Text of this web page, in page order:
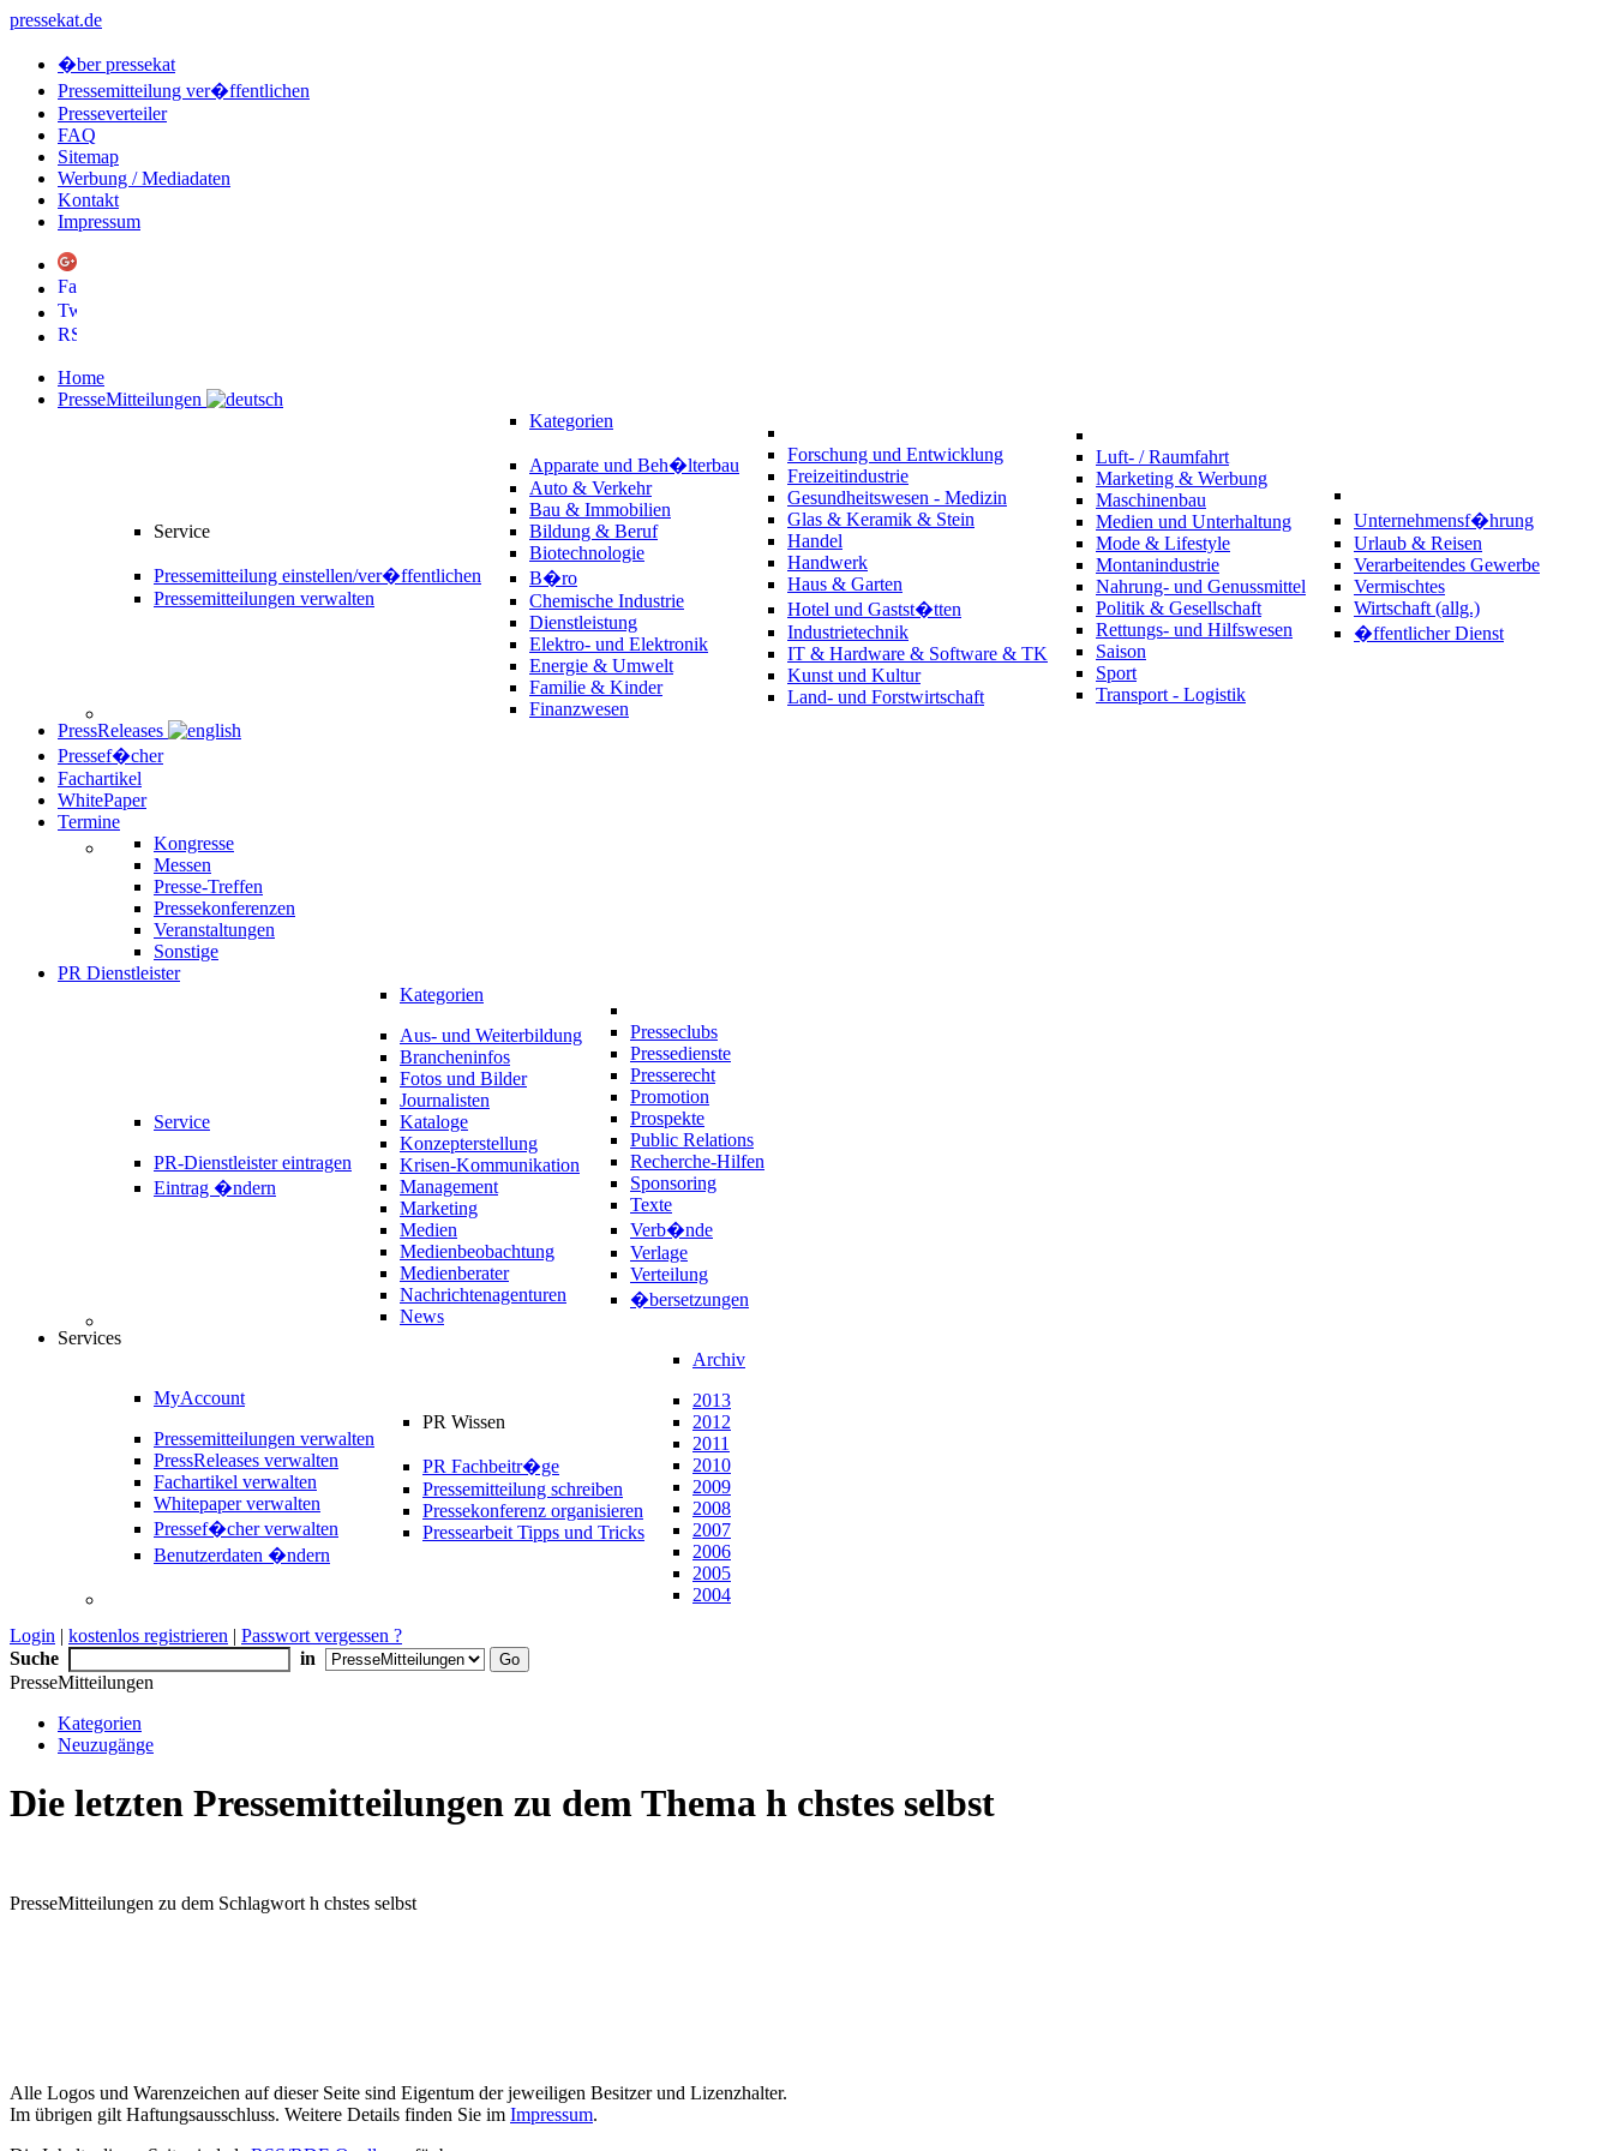
pressekat.de
�ber pressekat
Pressemitteilung ver�ffentlichen
Presseverteiler
FAQ
Sitemap
Werbung / Mediadaten
Kontakt
Impressum
Home
PresseMitteilungen
Service
Pressemitteilung einstellen/ver�ffentlichen
Pressemitteilungen verwalten
Kategorien
Apparate und Beh�lterbau
Auto & Verkehr
Bau & Immobilien
Bildung & Beruf
Biotechnologie
B�ro
Chemische Industrie
Dienstleistung
Elektro- und Elektronik
Energie & Umwelt
Familie & Kinder
Finanzwesen
Forschung und Entwicklung
Freizeitindustrie
Gesundheitswesen - Medizin
Glas & Keramik & Stein
Handel
Handwerk
Haus & Garten
Hotel und Gastst�tten
Industrietechnik
IT & Hardware & Software & TK
Kunst und Kultur
Land- und Forstwirtschaft
Luft- / Raumfahrt
Marketing & Werbung
Maschinenbau
Medien und Unterhaltung
Mode & Lifestyle
Montanindustrie
Nahrung- und Genussmittel
Politik & Gesellschaft
Rettungs- und Hilfswesen
Saison
Sport
Transport - Logistik
Unternehmensf�hrung
Urlaub & Reisen
Verarbeitendes Gewerbe
Vermischtes
Wirtschaft (allg.)
�ffentlicher Dienst
PressReleases
Pressef�cher
Fachartikel
WhitePaper
Termine
Kongresse
Messen
Presse-Treffen
Pressekonferenzen
Veranstaltungen
Sonstige
PR Dienstleister
Service
PR-Dienstleister eintragen
Eintrag �ndern
Kategorien
Aus- und Weiterbildung
Brancheninfos
Fotos und Bilder
Journalisten
Kataloge
Konzepterstellung
Krisen-Kommunikation
Management
Marketing
Medien
Medienbeobachtung
Medienberater
Nachrichtenagenturen
News
Presseclubs
Pressedienste
Presserecht
Promotion
Prospekte
Public Relations
Recherche-Hilfen
Sponsoring
Texte
Verb�nde
Verlage
Verteilung
�bersetzungen
Services
MyAccount
Pressemitteilungen verwalten
PressReleases verwalten
Fachartikel verwalten
Whitepaper verwalten
Pressef�cher verwalten
Benutzerdaten �ndern
PR Wissen
PR Fachbeitr�ge
Pressemitteilung schreiben
Pressekonferenz organisieren
Pressearbeit Tipps und Tricks
Archiv
2013
2012
2011
2010
2009
2008
2007
2006
2005
2004
Login | kostenlos registrieren | Passwort vergessen ?
Suche
in
PresseMitteilungen
Kategorien
Neuzugänge
Die letzten Pressemitteilungen zu dem Thema h chstes selbst
PresseMitteilungen zu dem Schlagwort h chstes selbst
Alle Logos und Warenzeichen auf dieser Seite sind Eigentum der jeweiligen Besitzer und Lizenzhalter.
Im übrigen gilt Haftungsausschluss. Weitere Details finden Sie im Impressum.